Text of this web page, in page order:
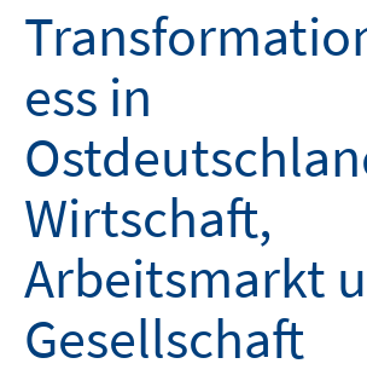
ess in
Wirtschaft,
Arbeitsmarkt
Gesellschaft